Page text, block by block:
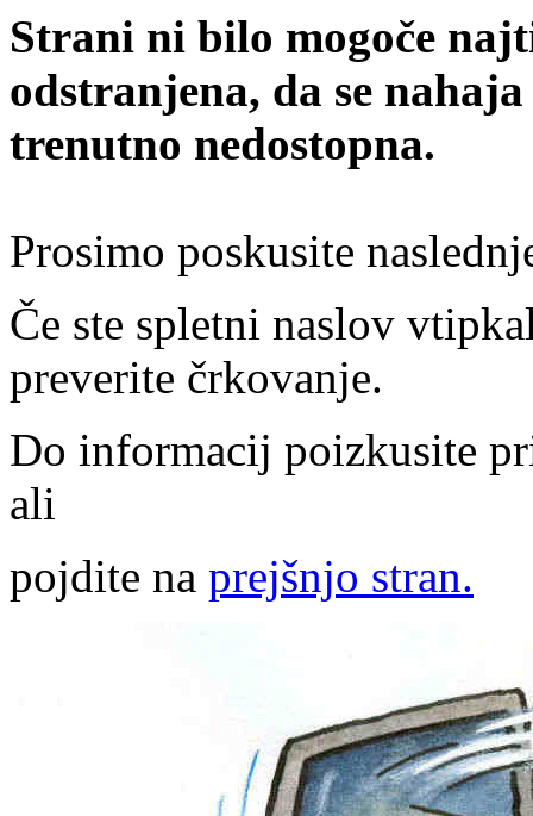
Strani ni bilo mogoče
odstranjena, da se
trenutno nedostopna.
Prosimo poskusite
Če ste spletni naslov
preverite črkovanje.
Do informacij poizkusite
ali
pojdite na prejšnjo stran.